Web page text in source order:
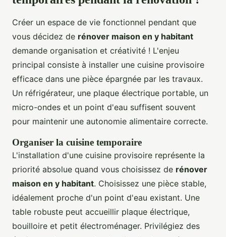
Créer un espace de vie fonctionnel pendant que
vous décidez de rénover maison en y habitant
demande organisation et créativité ! L'enjeu
principal consiste à installer une cuisine provisoire
efficace dans une pièce épargnée par les travaux.
Un réfrigérateur, une plaque électrique portable, un
micro-ondes et un point d'eau suffisent souvent
pour maintenir une autonomie alimentaire correcte.
Organiser la cuisine temporaire
L'installation d'une cuisine provisoire représente la
priorité absolue quand vous choisissez de rénover
maison en y habitant. Choisissez une pièce stable,
idéalement proche d'un point d'eau existant. Une
table robuste peut accueillir plaque électrique,
bouilloire et petit électroménager. Privilégiez des